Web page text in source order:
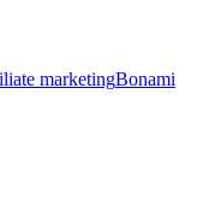
marketingBonami